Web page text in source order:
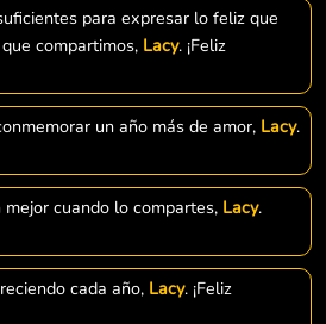
para expresar lo feliz que
compartimos, Lacy. ¡Feliz
un año más de amor, Lacy.
cuando lo compartes, Lacy.
cada año, Lacy. ¡Feliz